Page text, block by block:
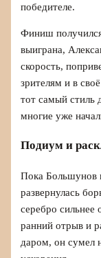
победителе.
Финиш
выиграна,
скорость,
зрителям и в
тот самый стиль
многие уже
Подиум и
Пока Большунов
развернулась
серебро сильнее
ранний отрыв и
даром, он сумел